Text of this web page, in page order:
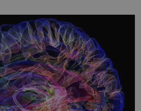
Je jaro roku 1945, druhá
konci. Jezero Stolpsee